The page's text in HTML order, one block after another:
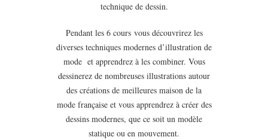
technique de dessin.
Pendant les 6 cours vous découvrirez les
diverses techniques modernes d’illustration de
mode et apprendrez à les combiner. Vous
dessinerez de nombreuses illustrations autour
des créations de meilleures maison de la
mode française et vous apprendrez à créer des
dessins modernes, que ce soit un modèle
statique ou en mouvement.